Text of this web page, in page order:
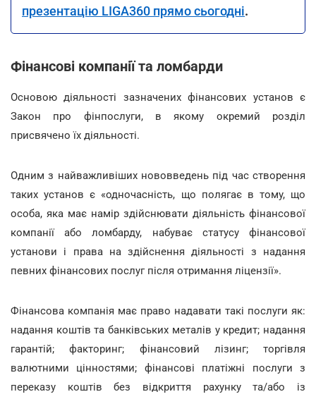
презентацію LIGA360 прямо сьогодні.
Фінансові компанії та ломбарди
Основою діяльності зазначених фінансових установ є
Закон про фінпослуги, в якому окремий розділ
присвячено їх діяльності.
Одним з найважливіших нововведень під час створення
таких установ є «одночасність, що полягає в тому, що
особа, яка має намір здійснювати діяльність фінансової
компанії або ломбарду, набуває статусу фінансової
установи і права на здійснення діяльності з надання
певних фінансових послуг після отримання ліцензії».
Фінансова компанія має право надавати такі послуги як:
надання коштів та банківських металів у кредит; надання
гарантій; факторинг; фінансовий лізинг; торгівля
валютними цінностями; фінансові платіжні послуги з
переказу коштів без відкриття рахунку та/або із